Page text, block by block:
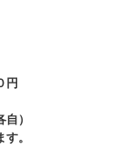
円
）
。